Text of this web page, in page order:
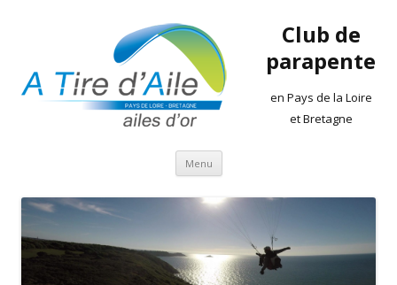
Club de
parapente
en Pays de la Loire
et Bretagne
Menu Aller
contenu